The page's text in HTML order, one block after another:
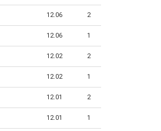
12.06 2
12.06 1
12.02 2
12.02 1
12.01 2
12.01 1